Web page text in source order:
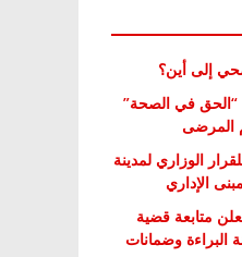
إلى أين؟
“الحق في الصحة”
المرضى
الوزاري لمدينة
الإداري
متابعة قضية
البراءة وضمانات